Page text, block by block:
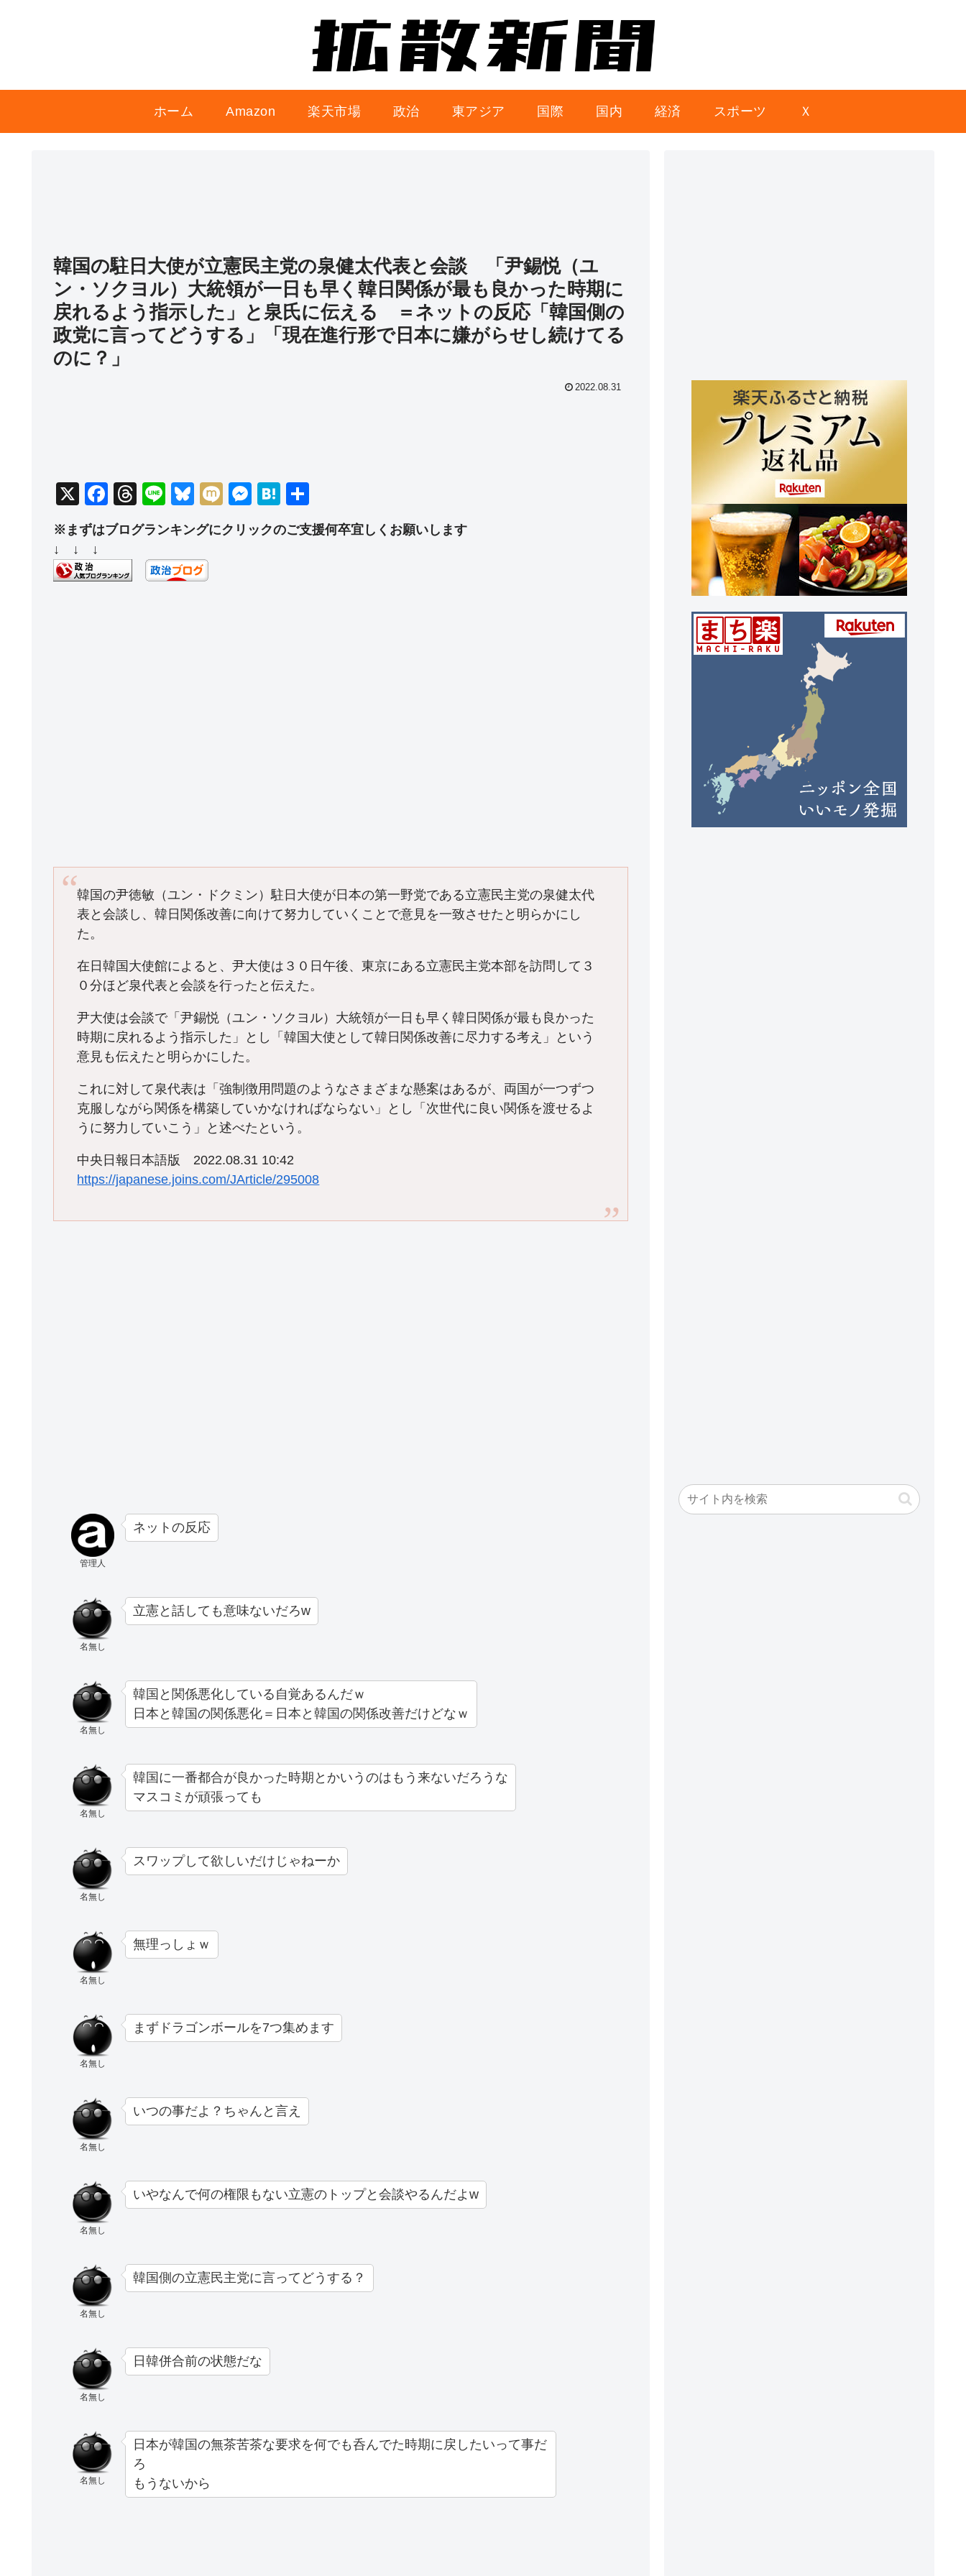
ホーム Amazon 楽天市場 政治 東アジア 国際 国内 経済 スポーツ Ｘ
韓国の駐日大使が立憲民主党の泉健太代表と会談 「尹錫悦（ユ
ン・ソクヨル）大統領が一日も早く韓日関係が最も良かった時期に
戻れるよう指示した」と泉氏に伝える ＝ネットの反応「韓国側の
政党に言ってどうする」「現在進行形で日本に嫌がらせし続けてる
のに？」
2022.08.31
X
F
a
c
e
b
T
hr
e
a
d
Li
e
Bl
e
sk
y
M
M
ss
H
e
有
※まずはブログランキングにクリックのご支援何卒宜しくお願いします
↓ ↓ ↓
韓国の尹徳敏（ユン・ドクミン）駐日大使が日本の第一野党である立憲民主党の泉健太代
表と会談し、韓日関係改善に向けて努力していくことで意見を一致させたと明らかにし
た。
在日韓国大使館によると、尹大使は３０日午後、東京にある立憲民主党本部を訪問して３
０分ほど泉代表と会談を行ったと伝えた。
尹大使は会談で「尹錫悦（ユン・ソクヨル）大統領が一日も早く韓日関係が最も良かった
時期に戻れるよう指示した」とし「韓国大使として韓日関係改善に尽力する考え」という
意見も伝えたと明らかにした。
これに対して泉代表は「強制徴用問題のようなさまざまな懸案はあるが、両国が一つずつ
克服しながら関係を構築していかなければならない」とし「次世代に良い関係を渡せるよ
うに努力していこう」と述べたという。
中央日報日本語版 2022.08.31 10:42
https://japanese.joins.com/JArticle/295008
管理人
ネットの反応
名無し
立憲と話しても意味ないだろw
名無し
韓国と関係悪化している自覚あるんだｗ
日本と韓国の関係悪化＝日本と韓国の関係改善だけどなｗ
名無し
韓国に一番都合が良かった時期とかいうのはもう来ないだろうな
マスコミが頑張っても
名無し
スワップして欲しいだけじゃねーか
名無し
無理っしょｗ
名無し
まずドラゴンボールを7つ集めます
名無し
いつの事だよ？ちゃんと言え
名無し
いやなんで何の権限もない立憲のトップと会談やるんだよw
名無し
韓国側の立憲民主党に言ってどうする？
名無し
日韓併合前の状態だな
名無し
日本が韓国の無茶苦茶な要求を何でも呑んでた時期に戻したいって事だ
ろ
もうないから